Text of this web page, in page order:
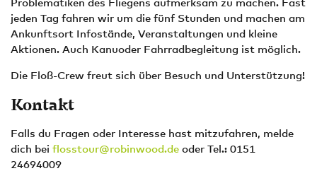
jeden Tag fahren wir um die fünf Stunden und machen am
Ankunftsort Infostände, Veranstaltungen und kleine
Aktionen. Auch Kanuoder Fahrradbegleitung ist möglich.
Die Floß-Crew freut sich über Besuch und Unterstützung!
Kontakt
Falls du Fragen oder Interesse hast mitzufahren, melde
dich bei flosstour@robinwood.de oder Tel.: 0151
24694009